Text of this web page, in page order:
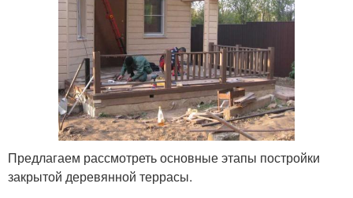
Предлагаем рассмотреть основные этапы постройки
закрытой деревянной террасы.